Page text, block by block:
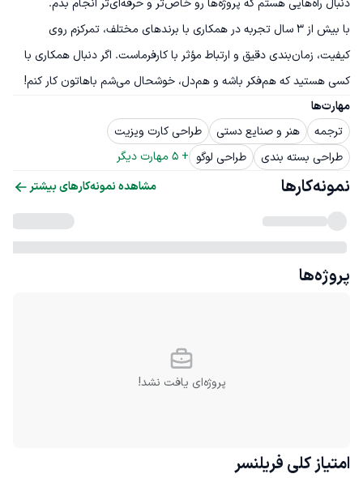
با بیش از ۳ سال تجربه در همکاری با برندهای مختلف، تمرکزم روی
کیفیت، زمان‌بندی دقیق و ارتباط مؤثر با کارفرماست. اگر دنبال همکاری با
کسی هستید که هم‌فکر باشه و هم‌دل، خوشحال می‌شم باهاتون کار کنم!
مهارت‌ها
ترجمه
هنر و صنایع دستی
طراحی کارت ویزیت
طراحی بسته بندی
طراحی لوگو +
5 مهارت دیگر
نمونه‌کارها مشاهده نمونه‌کارهای بیشتر
پروژه‌ها
پروژه‌ای یافت نشد!
امتیاز کلی فریلنسر